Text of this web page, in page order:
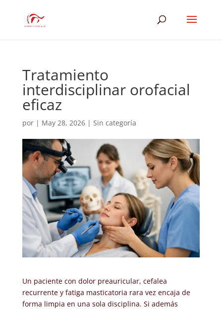
Tratamiento
interdisciplinar orofacial
eficaz
por | May 28, 2026| Sin categoría
Un paciente con dolor preauricular, cefalea
recurrente y fatiga masticatoria rara vez encaja de
forma limpia en una sola disciplina. Si además